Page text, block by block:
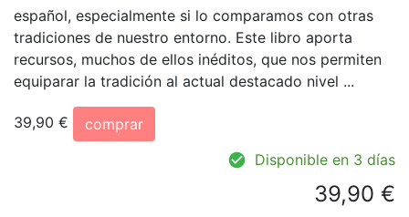
español, especialmente si lo comparamos con otras
tradiciones de nuestro entorno. Este libro aporta
recursos, muchos de ellos inéditos, que nos permiten
equiparar la tradición al actual destacado nivel ...
39,90 €
comprar
Disponible en 3 días
39,90 €